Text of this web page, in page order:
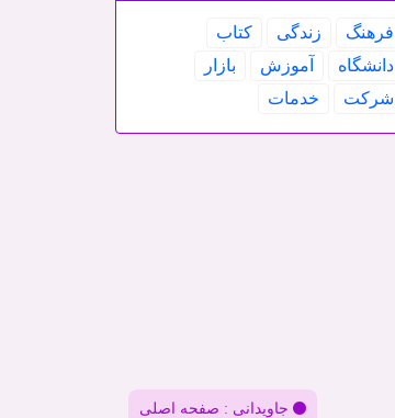
فرهنگ زندگی
كتاب
دانشگاه
آموزش
بازار
شركت
خدمات
جاویدانی : صفحه اصلی